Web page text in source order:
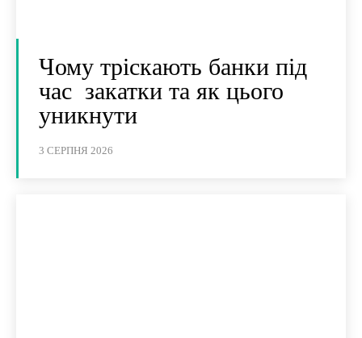
Чому тріскають банки під
час закатки та як цього
уникнути
3 СЕРПНЯ 2026